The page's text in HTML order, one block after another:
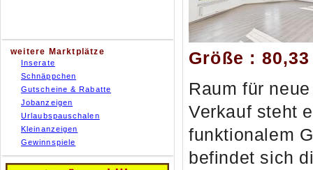
weitere Marktplätze
Inserate
Schnäppchen
Gutscheine & Rabatte
Jobanzeigen
Urlaubspauschalen
Kleinanzeigen
Gewinnspiele
Größe : 80,33
Raum für
Verkauf steht
funktionalem
befindet sich